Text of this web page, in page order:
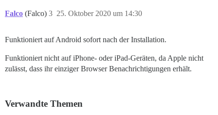
Falco (Falco) 25. Oktober 2020 um 14:30
3
Funktioniert auf Android sofort nach der Installation.
Funktioniert nicht auf iPhone- oder iPad-Geräten, da Apple nicht
zulässt, dass ihr einziger Browser Benachrichtigungen erhält.
Verwandte Themen